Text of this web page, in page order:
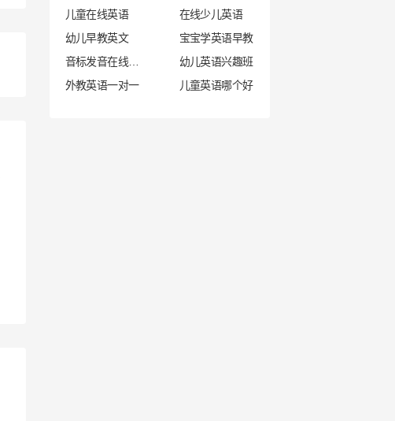
儿童在线英语
在线少儿英语
幼儿早教英文
宝宝学英语早教
幼儿英语兴趣班
外教英语一对一
儿童英语哪个好